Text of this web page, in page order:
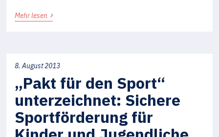
Mehr lesen ›
8. August 2013
„Pakt für den Sport“
unterzeichnet: Sichere
Sportförderung für